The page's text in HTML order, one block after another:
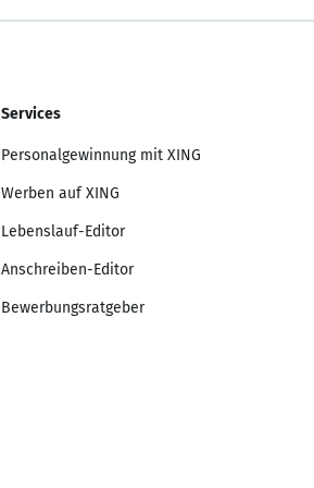
Services
Personalgewinnung mit XING
Werben auf XING
Lebenslauf-Editor
Anschreiben-Editor
Bewerbungsratgeber